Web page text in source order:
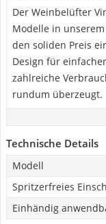
Der Weinbelüfter
Modelle in
den soliden Preis
Design für
zahlreiche
rundum überzeugt.
Technische Details
Modell
Spritzerfreies
Einhändig